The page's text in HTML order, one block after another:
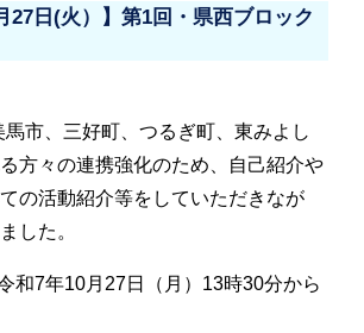
27日(火）】第1回・県西ブロック
市、三好町、つるぎ町、東みよし
方々の連携強化のため、自己紹介や
ての活動紹介等をしていただきなが
した。
和7年10月27日（月）13時30分から